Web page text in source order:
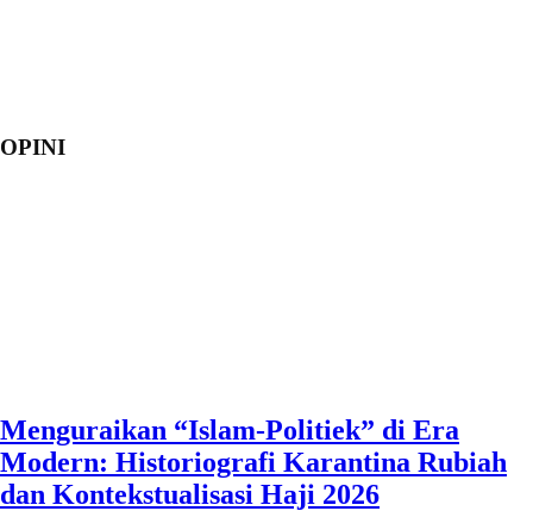
OPINI
Menguraikan “Islam-Politiek” di Era
Modern: Historiografi Karantina Rubiah
dan Kontekstualisasi Haji 2026